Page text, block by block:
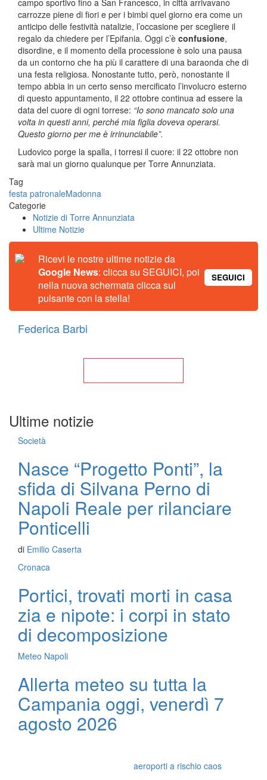
campo sportivo fino a San Francesco, in città arrivavano
carrozze piene di fiori e per i bimbi quel giorno era come un
anticipo delle festività natalizie, l’occasione per scegliere il
regalo da chiedere per l’Epifania. Oggi c’è confusione,
disordine, e il momento della processione è solo una pausa
da un contorno che ha più il carattere di una baraonda che di
una festa religiosa. Nonostante tutto, però, nonostante il
tempo abbia in un certo senso mercificato l’involucro esterno
di questo appuntamento, il 22 ottobre continua ad essere la
data del cuore di ogni torrese: “Io sono mancato solo una
volta in questi anni, perché mia figlia doveva operarsi.
Questo giorno per me è irrinunciabile”.
Ludovico porge la spalla, i torresi il cuore: il 22 ottobre non
sarà mai un giorno qualunque per Torre Annunziata.
Tag
festa patronaleMadonna
Categorie
Notizie di Torre Annunziata
Ultime Notizie
Ricevi le nostre ultime notizie da
Google News: clicca su SEGUICI, poi
nella nuova schermata clicca sul
pulsante con la stella!
SEGUICI
Federica Barbi
Ultime notizie
Società
Nasce “Progetto Ponti”, la
sfida di Silvana Perno di
Napoli Reale per rilanciare
Ponticelli
di Emilio Caserta
Cronaca
Portici, trovati morti in casa
zia e nipote: i corpi in stato
di decomposizione
Meteo Napoli
Allerta meteo su tutta la
Campania oggi, venerdì 7
agosto 2026
aeroporti a rischio caos